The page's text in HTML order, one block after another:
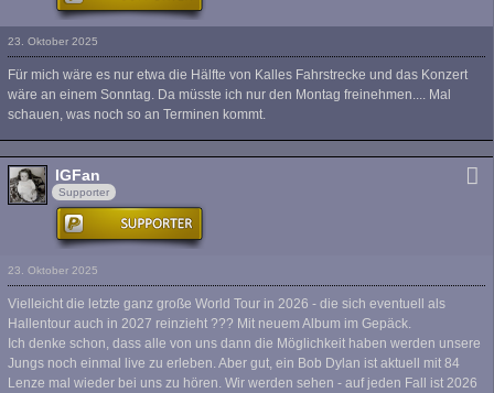
23. Oktober 2025
Für mich wäre es nur etwa die Hälfte von Kalles Fahrstrecke und das Konzert
wäre an einem Sonntag. Da müsste ich nur den Montag freinehmen.... Mal
schauen, was noch so an Terminen kommt.
IGFan
Supporter
23. Oktober 2025
Vielleicht die letzte ganz große World Tour in 2026 - die sich eventuell als
Hallentour auch in 2027 reinzieht ??? Mit neuem Album im Gepäck.
Ich denke schon, dass alle von uns dann die Möglichkeit haben werden unsere
Jungs noch einmal live zu erleben. Aber gut, ein Bob Dylan ist aktuell mit 84
Lenze mal wieder bei uns zu hören. Wir werden sehen - auf jeden Fall ist 2026